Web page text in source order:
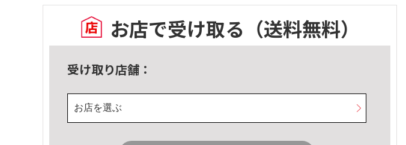
お店で受け取る （送料無料）
受け取り店舗：
お店を選ぶ